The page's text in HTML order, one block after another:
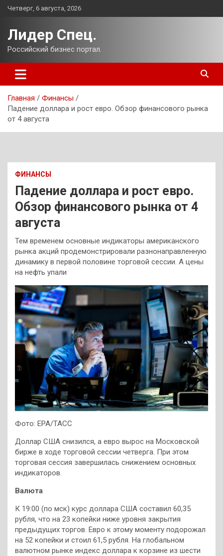
Перейти
Четверг, 6 августа, 2026
Лидер Спец.
Российский бизнес портал.
Главная
Финансы
Падение доллара и рост евро. Обзор финансового рынка
от 4 августа
ФИНАНСЫ
Падение доллара и рост евро.
Обзор финансового рынка от 4
августа
Тем временем основные индикаторы американского
рынка акций продемонстрировали разнонаправленную
динамику в первой половине торговой сессии. А цены
на нефть упали
Фото: EPA/ТАСС
Доллар США снизился, а евро вырос на Московской
бирже в ходе торговой сессии четверга. При этом
торговая сессия завершилась снижением основных
индикаторов.
Валюта
К 19:00 (по мск) курс доллара США составил 60,35
рубля, что на 23 копейки ниже уровня закрытия
предыдущих торгов. Евро к этому моменту подорожал
на 52 копейки и стоил 61,5 рубля. На глобальном
валютном рынке индекс доллара к корзине из шести